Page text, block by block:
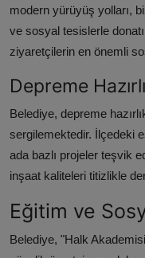
modern yürüyüş yolları,
ve sosyal tesislerle
ziyaretçilerin en önemli
Depreme
Belediye, depreme
sergilemektedir. İlçedeki
ada bazlı projeler teşvik
inşaat kaliteleri titizlikle
Eğitim ve
Belediye, "Halk